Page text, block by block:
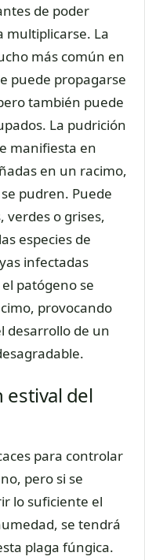
de poder
multiplicarse. La
más común en
puede propagarse
también puede
La pudrición
manifiesta en
en un racimo,
pudren. Puede
verdes o grises,
especies de
infectadas
patógeno se
provocando
desarrollo de un
estival del
para controlar
pero si se
lo suficiente el
se tendrá
plaga fúngica.